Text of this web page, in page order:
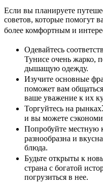
Если вы планируете
советов, которые помогут
более комфортным и
Одевайтесь
Тунисе очень жарко,
дышащую одежду.
Изучите основные
поможет вам
ваше уважение к их
Торгуйтесь на
и вы можете
Попробуйте местную
разнообразна и
блюда.
Будьте открыты к
страна с богатой
погрузиться в нее.